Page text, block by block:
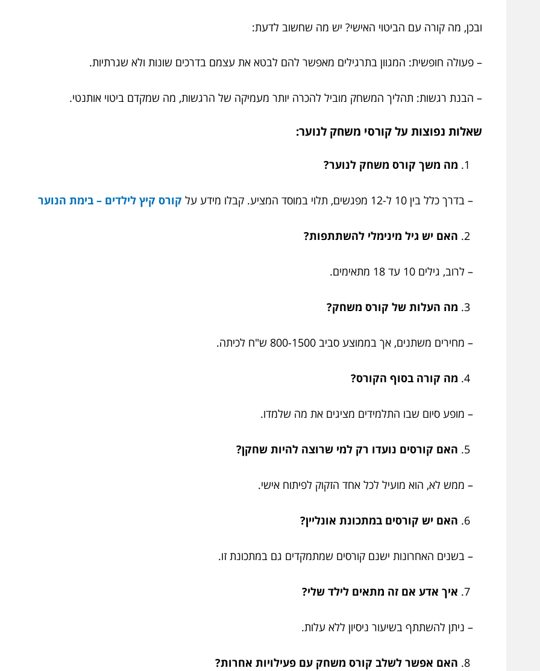
ובכן, מה קורה עם הביטוי האישי? יש מה שחשוב לדעת:
– פעולה חופשית: המגוון בתרגילים מאפשר להם לבטא את עצמם בדרכים שונות ולא שגרתיות.
– הבנת רגשות: תהליך המשחק מוביל להכרה יותר מעמיקה של הרגשות, מה שמקדם ביטוי אותנטי.
שאלות נפוצות על קורסי משחק לנוער:
מה משך קורס משחק לנוער?
– בדרך כלל בין 10 ל-12 מפגשים, תלוי במוסד המציע. קבלו מידע על קורס קיץ לילדים – בימת הנוער
האם יש גיל מינימלי להשתתפות?
– לרוב, גילים 10 עד 18 מתאימים.
מה העלות של קורס משחק?
– מחירים משתנים, אך בממוצע סביב 800-1500 ש"ח לכיתה.
מה קורה בסוף הקורס?
– מופע סיום שבו התלמידים מציגים את מה שלמדו.
האם קורסים נועדו רק למי שרוצה להיות שחקן?
– ממש לא, הוא מועיל לכל אחד הזקוק לפיתוח אישי.
האם יש קורסים במתכונת אונליין?
– בשנים האחרונות ישנם קורסים שמתמקדים גם במתכונת זו.
איך אדע אם זה מתאים לילד שלי?
– ניתן להשתתף בשיעור ניסיון ללא עלות.
האם אפשר לשלב קורס משחק עם פעילויות אחרות?